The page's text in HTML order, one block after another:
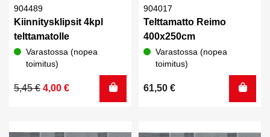
904489
Kiinnitysklipsit 4kpl
telttamatolle
Varastossa (nopea
toimitus)
5,45€
Alkuperäinen
5,45 €.
4,00 €
Nykyinen
4,00 €.
904017
Telttamatto Reimo
400x250cm
Varastossa (nopea
toimitus)
61,50 €